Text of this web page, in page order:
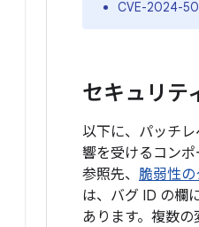
CVE-2024-
セキュリテ
以下に、パッチ
響を受けるコン
参照先、 脆弱性
は、バグ ID の欄
あります。複数